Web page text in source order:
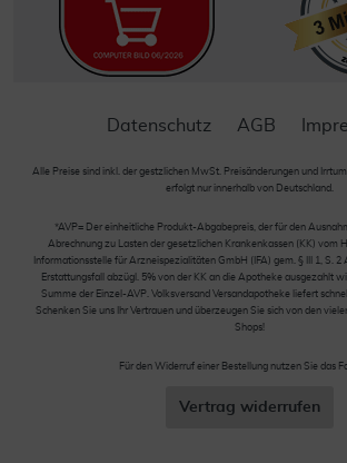
Datenschutz AGB
Alle Preise sind inkl. der gestzlichen MwSt. Preisänderungen und
erfolgt nur innerhalb von Deutschland.
*AVP= Der einheitliche Produkt-Abgabepreis, der für den
Abrechnung zu Lasten der gesetzlichen Krankenkassen (KK) vom
Informationsstelle für Arzneispezialitäten GmbH (IFA) gem. § III 1, S. 2
Erstattungsfall abzügl. 5% von der KK an die Apotheke ausgezahlt
Summe der Einzel-AVP. Volksversand Versandapotheke liefert
Schenken Sie uns Ihr Vertrauen und überzeugen Sie sich von den
Shops!
Für den Widerruf einer Bestellung nutzen Sie das
Vertrag widerrufen